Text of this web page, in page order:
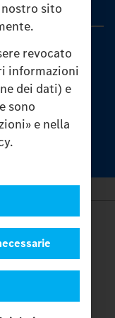
sito
revocato
informazioni
dei dati) e
sono
e nella